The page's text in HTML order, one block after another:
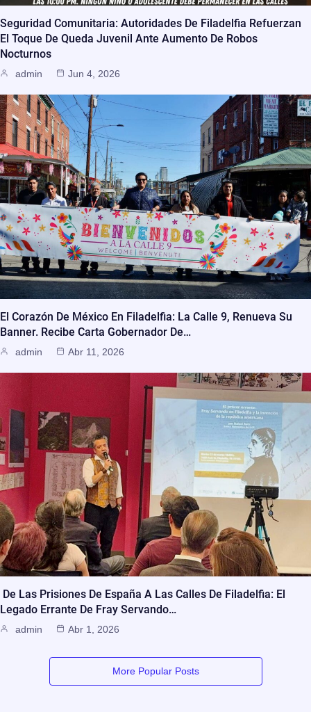
Seguridad Comunitaria: Autoridades De Filadelfia Refuerzan
El Toque De Queda Juvenil Ante Aumento De Robos
Nocturnos
admin Jun 4, 2026
El Corazón De México En Filadelfia: La Calle 9, Renueva Su
Banner. Recibe Carta Gobernador De…
admin Abr 11, 2026
De Las Prisiones De España A Las Calles De Filadelfia: El
Legado Errante De Fray Servando…
admin Abr 1, 2026
More Popular Posts